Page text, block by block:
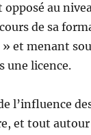
au
de sa
et menant
une licence.
l’influence
et tout autour